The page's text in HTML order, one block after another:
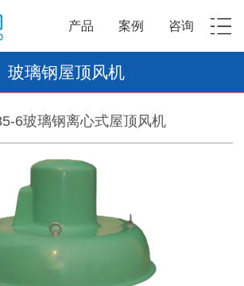
产品 案例 咨询
玻璃钢屋顶风机
6玻璃钢离心式屋顶风机